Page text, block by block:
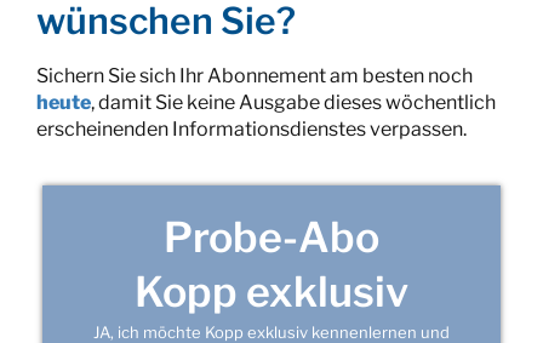
wünschen Sie?
Sichern Sie sich Ihr Abonnement am besten noch
heute, damit Sie keine Ausgabe dieses wöchentlich
erscheinenden Informationsdienstes verpassen.
Probe-Abo
Kopp exklusiv
JA, ich möchte Kopp exklusiv kennenlernen und